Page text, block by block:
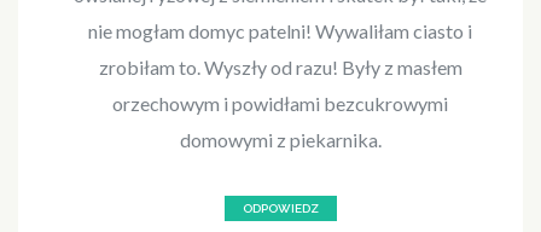
nie mogłam domyc patelni! Wywaliłam ciasto i
zrobiłam to. Wyszły od razu! Były z masłem
orzechowym i powidłami bezcukrowymi
domowymi z piekarnika.
ODPOWIEDZ